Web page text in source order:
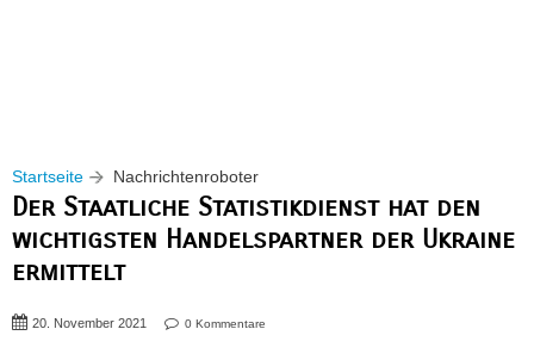
Startseite Nachrichtenroboter
Der Staatliche Statistikdienst hat den
wichtigsten Handelspartner der Ukraine
ermittelt
20. November 2021 0 Kommentare